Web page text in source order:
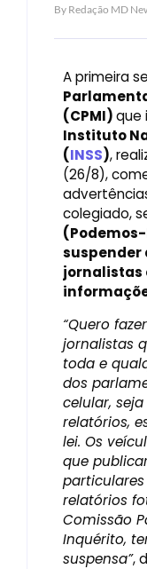
By Redação MD
A primeira
(CPMI)que
Instituto
(INSS),
(26/8),
colegiado,
suspender
jornalistas
“Quero
jornalistas
toda e
dos
celular,
relatórios,
lei. Os
que
relatórios
Comissão
Inquérito,
suspensa”,